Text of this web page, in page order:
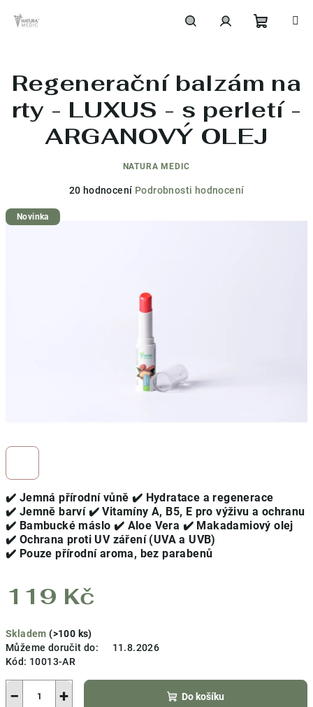
košík
✔️ Jemná přírodní vůně ✔️ Hydratace a regenerace
✔️ Jemně barví ✔️ Vitamíny A, B5, E pro výživu a ochranu
✔️ Bambucké máslo ✔️ Aloe Vera ✔️ Makadamiový olej
✔️ Ochrana proti UV záření (UVA a UVB)
✔️ Pouze přírodní aroma, bez parabenů
119 Kč
cena:
Skladem(>100 ks)
Můžeme doručit do:
11.8.2026
Kód: 10013-AR
+
− Do košíku
Regenerační balzám na
rty - LUXUS - s perletí -
ARGANOVÝ OLEJ
NATURA MEDIC
Průměrné
20 hodnocení Podrobnosti hodnocení
Novinka